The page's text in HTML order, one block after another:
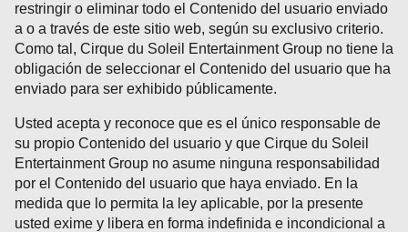
restringir o eliminar todo el Contenido del usuario enviado
a o a través de este sitio web, según su exclusivo criterio.
Como tal, Cirque du Soleil Entertainment Group no tiene la
obligación de seleccionar el Contenido del usuario que ha
enviado para ser exhibido públicamente.
Usted acepta y reconoce que es el único responsable de
su propio Contenido del usuario y que Cirque du Soleil
Entertainment Group no asume ninguna responsabilidad
por el Contenido del usuario que haya enviado. En la
medida que lo permita la ley aplicable, por la presente
usted exime y libera en forma indefinida e incondicional a